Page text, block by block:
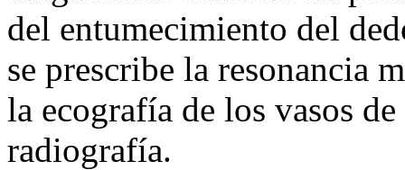
del entumecimiento del
se prescribe la resonancia
la ecografía de los vasos
radiografía.